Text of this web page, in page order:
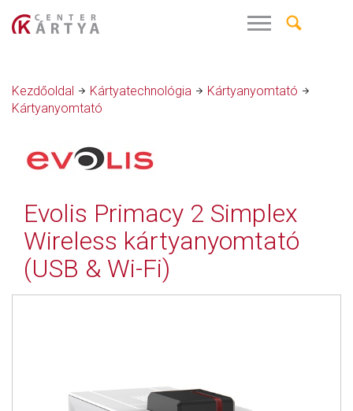
Kezdőoldal Kártyatechnológia
Kártyanyomtató
Kártyanyomtató
Evolis Primacy 2 Simplex
Wireless kártyanyomtató
(USB & Wi-Fi)